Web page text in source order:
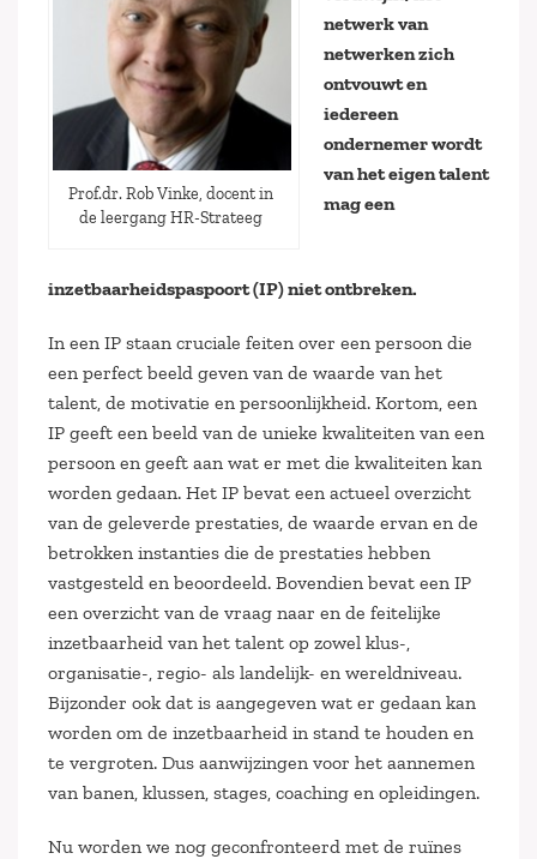
Prof.dr. Rob Vinke, docent in
de leergang HR-Strateeg
netwerk van
netwerken zich
ontvouwt en
iedereen
ondernemer wordt
van het eigen talent
mag een
inzetbaarheidspaspoort (IP) niet ontbreken.
In een IP staan cruciale feiten over een persoon die
een perfect beeld geven van de waarde van het
talent, de motivatie en persoonlijkheid. Kortom, een
IP geeft een beeld van de unieke kwaliteiten van een
persoon en geeft aan wat er met die kwaliteiten kan
worden gedaan. Het IP bevat een actueel overzicht
van de geleverde prestaties, de waarde ervan en de
betrokken instanties die de prestaties hebben
vastgesteld en beoordeeld. Bovendien bevat een IP
een overzicht van de vraag naar en de feitelijke
inzetbaarheid van het talent op zowel klus-,
organisatie-, regio- als landelijk- en wereldniveau.
Bijzonder ook dat is aangegeven wat er gedaan kan
worden om de inzetbaarheid in stand te houden en
te vergroten. Dus aanwijzingen voor het aannemen
van banen, klussen, stages, coaching en opleidingen.
Nu worden we nog geconfronteerd met de ruïnes